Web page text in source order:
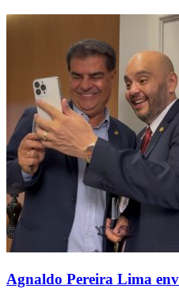
Agnaldo Pereira Lima